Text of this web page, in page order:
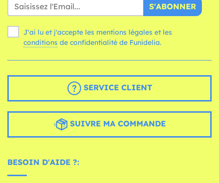
S'ABONNER
J'ai lu et j'accepte les mentions légales et les
conditions de confidentialité de Funidelia.
SERVICE CLIENT
SUIVRE MA COMMANDE
BESOIN D'AIDE ?: